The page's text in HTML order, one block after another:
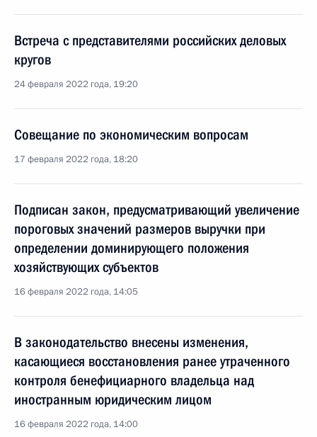
Встреча с представителями российских деловых
кругов
24 февраля 2022 года, 19:20
Совещание по экономическим вопросам
17 февраля 2022 года, 18:20
Подписан закон, предусматривающий увеличение
пороговых значений размеров выручки при
определении доминирующего положения
хозяйствующих субъектов
16 февраля 2022 года, 14:05
В законодательство внесены изменения,
касающиеся восстановления ранее утраченного
контроля бенефициарного владельца над
иностранным юридическим лицом
16 февраля 2022 года, 14:00